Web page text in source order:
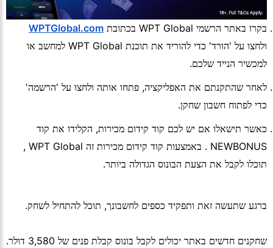
בקרו באתר הרשמי WPT Global בכתובת
WPTGlobal.com
ולחצו על 'הורד' כדי להוריד את תוכנת WPT Global למחשב או
למכשיר הנייד שלכם.
לאחר שהתקנתם את האפליקציה, פתחו אותה ולחצו על 'הרשמה'
כדי לפתוח חשבון שחקן.
כאשר תישאלו אם יש לכם קוד קידום מכירות, הקלידו את קוד
NEWBONUS . באמצעות קוד קידום מכירות זה WPT Global ,
תוכלו לקבל את הצעת הבונוס הגדולה ביותר.
ברגע שתעשה זאת ותפקיד כספים לחשבונך, תוכל להתחיל לשחק.
שחקנים חדשים באתר יכולים לקבל בונוס קבלת פנים של 3,580 דולר.